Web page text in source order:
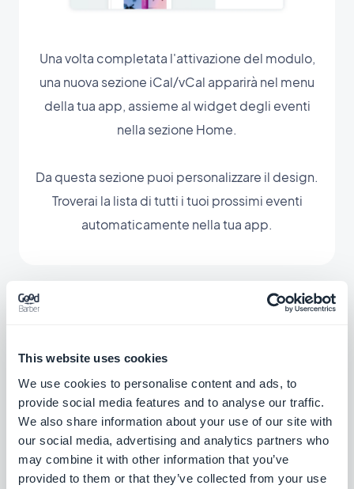
This website uses cookies
We use cookies to personalise content and ads, to
provide social media features and to analyse our traffic.
We also share information about your use of our site with
our social media, advertising and analytics partners who
may combine it with other information that you’ve
provided to them or that they’ve collected from your use
Una volta completata l'attivazione del modulo,
una nuova sezione iCal/vCal apparirà nel menu
della tua app, assieme al widget degli eventi
nella sezione Home.
Da questa sezione puoi personalizzare il design.
Troverai la lista di tutti i tuoi prossimi eventi
automaticamente nella tua app.
Estensioni associate